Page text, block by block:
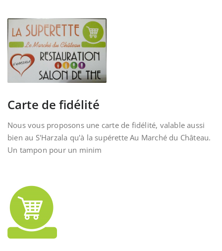
Carte de fidélité
Nous vous proposons une carte de fidélité, valable aussi
bien au S'Harzala qu'à la supérette Au Marché du Château.
Un tampon pour un minim